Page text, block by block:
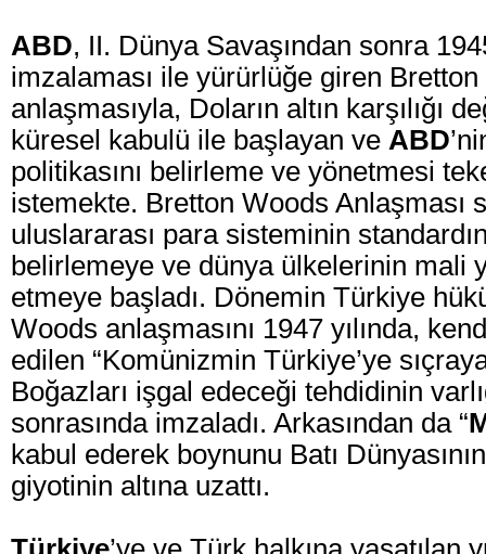
ABD, II. Dünya Savaşından sonra
imzalaması ile yürürlüğe giren
anlaşmasıyla, Doların altın karşılığı
küresel kabulü ile başlayan ve ABD
politikasını belirleme ve yönetmesi
istemekte. Bretton Woods Anlaşması
uluslararası para sisteminin
belirlemeye ve dünya ülkelerinin mali
etmeye başladı. Dönemin Türkiye
Woods anlaşmasını 1947 yılında,
edilen “Komünizmin Türkiye’ye
Boğazları işgal edeceği tehdidinin
sonrasında imzaladı. Arkasından da “
kabul ederek boynunu Batı
giyotinin altına uzattı.